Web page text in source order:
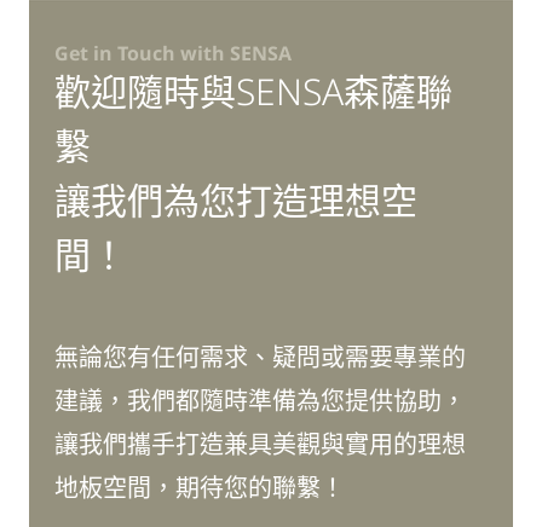
Get in Touch with SENSA
歡迎隨時與SENSA森薩聯
繫
讓我們為您打造理想空
間！
無論您有任何需求、疑問或需要專業的
建議，我們都隨時準備為您提供協助，
讓我們攜手打造兼具美觀與實用的理想
地板空間，期待您的聯繫！